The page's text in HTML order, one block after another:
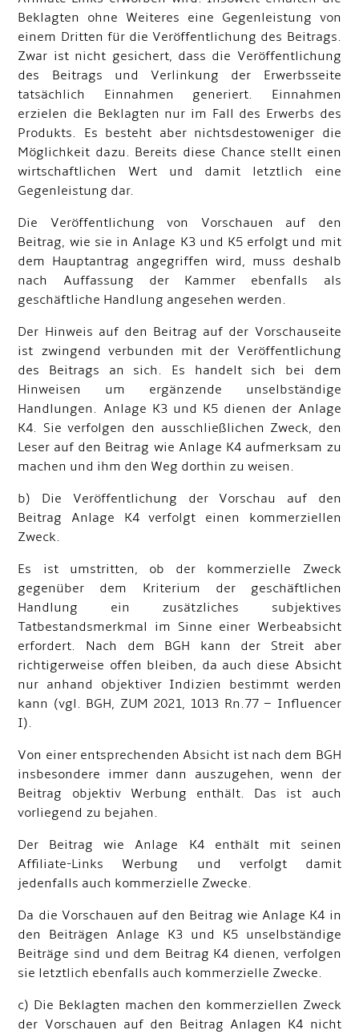
Beklagten ohne Weiteres eine Gegenleistung von
einem Dritten für die Veröffentlichung des Beitrags.
Zwar ist nicht gesichert, dass die Veröffentlichung
des Beitrags und Verlinkung der Erwerbsseite
tatsächlich Einnahmen generiert. Einnahmen
erzielen die Beklagten nur im Fall des Erwerbs des
Produkts. Es besteht aber nichtsdestoweniger die
Möglichkeit dazu. Bereits diese Chance stellt einen
wirtschaftlichen Wert und damit letztlich eine
Gegenleistung dar.
Die Veröffentlichung von Vorschauen auf den
Beitrag, wie sie in Anlage K3 und K5 erfolgt und mit
dem Hauptantrag angegriffen wird, muss deshalb
nach Auffassung der Kammer ebenfalls als
geschäftliche Handlung angesehen werden.
Der Hinweis auf den Beitrag auf der Vorschauseite
ist zwingend verbunden mit der Veröffentlichung
des Beitrags an sich. Es handelt sich bei dem
Hinweisen um ergänzende unselbständige
Handlungen. Anlage K3 und K5 dienen der Anlage
K4. Sie verfolgen den ausschließlichen Zweck, den
Leser auf den Beitrag wie Anlage K4 aufmerksam zu
machen und ihm den Weg dorthin zu weisen.
b) Die Veröffentlichung der Vorschau auf den
Beitrag Anlage K4 verfolgt einen kommerziellen
Zweck.
Es ist umstritten, ob der kommerzielle Zweck
gegenüber dem Kriterium der geschäftlichen
Handlung ein zusätzliches subjektives
Tatbestandsmerkmal im Sinne einer Werbeabsicht
erfordert. Nach dem BGH kann der Streit aber
richtigerweise offen bleiben, da auch diese Absicht
nur anhand objektiver Indizien bestimmt werden
kann (vgl. BGH, ZUM 2021, 1013 Rn.77 – Influencer
I).
Von einer entsprechenden Absicht ist nach dem BGH
insbesondere immer dann auszugehen, wenn der
Beitrag objektiv Werbung enthält. Das ist auch
vorliegend zu bejahen.
Der Beitrag wie Anlage K4 enthält mit seinen
Affiliate-Links Werbung und verfolgt damit
jedenfalls auch kommerzielle Zwecke.
Da die Vorschauen auf den Beitrag wie Anlage K4 in
den Beiträgen Anlage K3 und K5 unselbständige
Beiträge sind und dem Beitrag K4 dienen, verfolgen
sie letztlich ebenfalls auch kommerzielle Zwecke.
c) Die Beklagten machen den kommerziellen Zweck
der Vorschauen auf den Beitrag Anlagen K4 nicht